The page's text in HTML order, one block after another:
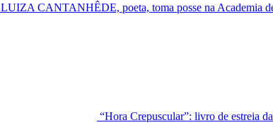
LUIZA CANTANHÊDE, poeta, toma posse na Academia
“Hora Crepuscular”: livro de estreia